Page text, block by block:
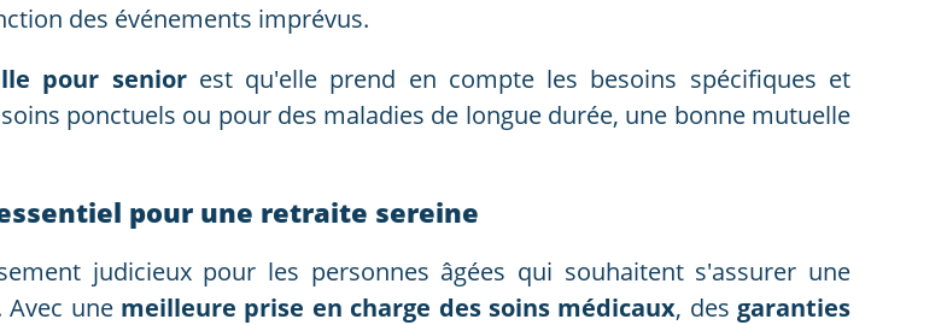
des événements imprévus.
pour seniorest qu'elle prend en compte les besoins spécifiques et
ponctuels ou pour des maladies de longue durée, une bonne mutuelle
pour une retraite sereine
judicieux pour les personnes âgées qui souhaitent s'assurer une
une meilleure prise en charge des soins médicaux, des garanties